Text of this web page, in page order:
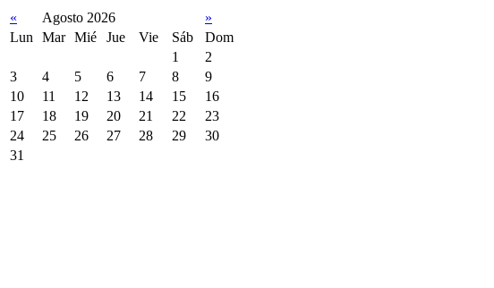
« Agosto 2026
»
Lun
Mar Mié Jue Vie Sáb
Dom
1
2
3
4 5 6 7 8
9
10
11 12 13 14 15
16
17
18 19 20 21 22
23
24
25 26 27 28 29
30
31